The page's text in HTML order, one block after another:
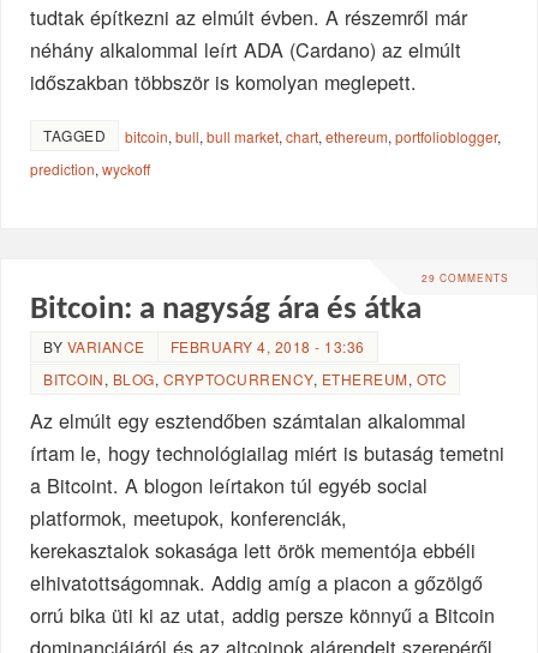
tudtak építkezni az elmúlt évben. A részemről már
néhány alkalommal leírt ADA (Cardano) az elmúlt
időszakban többször is komolyan meglepett.
TAGGED bitcoin,bull,bull market,chart,ethereum,portfolioblogger,
prediction,wyckoff
29 COMMENTS
Bitcoin: a nagyság ára és átka
BY VARIANCE
FEBRUARY 4, 2018 - 13:36
BITCOIN, BLOG, CRYPTOCURRENCY, ETHEREUM, OTC
Az elmúlt egy esztendőben számtalan alkalommal
írtam le, hogy technológiailag miért is butaság temetni
a Bitcoint. A blogon leírtakon túl egyéb social
platformok, meetupok, konferenciák,
kerekasztalok sokasága lett örök mementója ebbéli
elhivatottságomnak. Addig amíg a piacon a gőzölgő
orrú bika üti ki az utat, addig persze könnyű a Bitcoin
dominanciájáról és az altcoinok alárendelt szerepéről